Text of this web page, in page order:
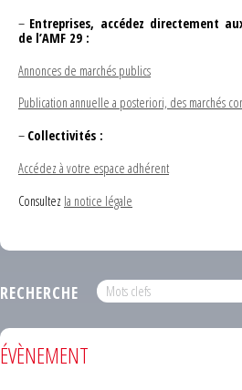
– Entreprises, accédez directement
de l’AMF 29 :
Annonces de marchés publics
Publication annuelle a posteriori, des marchés
– Collectivités :
Accédez à votre espace adhérent
Consultez la notice légale
RECHERCHE
ÉVÈNEMENT